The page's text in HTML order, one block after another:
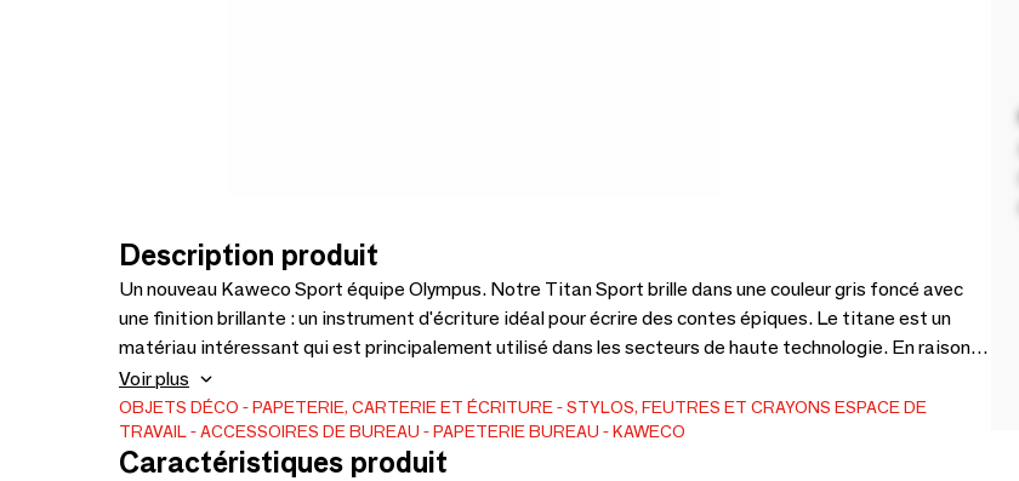
Description produit
Un nouveau Kaweco Sport équipe Olympus. Notre Titan Sport brille dans une couleur gris foncé avec
une finition brillante : un instrument d'écriture idéal pour écrire des contes épiques. Le titane est un
matériau intéressant qui est principalement utilisé dans les secteurs de haute technologie. En raison
du traitement sophistiqué requis pour le matériau, une phase de développement prolongée a été
nécessaire pour apporter l'aspect et les quantités de titane à notre célèbre modèle Sport.
Voir plus
OBJETS DÉCO PAPETERIE, CARTERIE ET ÉCRITURE STYLOS, FEUTRES ET CRAYONS ESPACE DE
TRAVAIL
ACCESSOIRES DE BUREAU PAPETERIE BUREAU KAWECO
Caractéristiques produit